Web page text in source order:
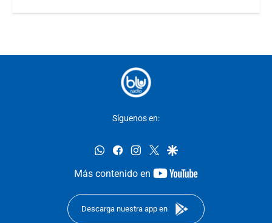
Síguenos en:
whatsappfacebookinstagram
twittergoogle
Más contenido en
youtube-
Descarga nuestra app en